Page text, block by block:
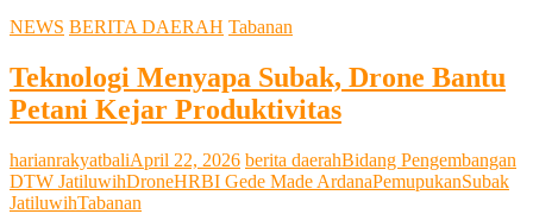
Club
Bali
di
Nusa
Diduga
Berawal
dari
NEWS BERITA DAERAH Tabanan
Teknologi Menyapa Subak, Drone Bantu
Petani Kejar Produktivitas
harianrakyatbaliApril 22, 2026 berita daerahBidang Pengembangan
DTW JatiluwihDroneHRBI Gede Made ArdanaPemupukanSubak
JatiluwihTabanan